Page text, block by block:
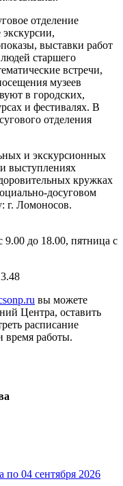
отделение
выставки работ
старшего
встречи,
музеев
в городских,
и фестивалях. В
отделения
и экскурсионных
выступлениях
кружках
досуговом
г. Ломоносов.
9.00 до 18.00, пятница с
вы можете
Центра, оставить
расписание
время работы.
по 04 сентября 2026